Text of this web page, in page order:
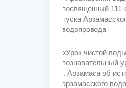
посвященный
пуска
водопровода
«Урок чистой
познавательный
г. Арзамаса об
арзамасского